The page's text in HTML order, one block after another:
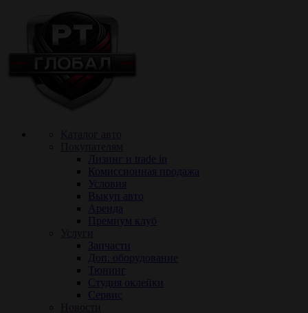
Лизинг и trade in
Комиссионная продажа
Условия
Выкуп авто
Аренда
Премиум клуб
Запчасти
Доп. оборудование
Тюнинг
Cтудия оклейки
Сервис